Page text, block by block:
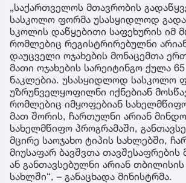
„საქართველოს მთავრობის
სასკოლო ფორმა უსასყიდლოდ
სკოლის დაწყებითი საფეხურის იმ
რომლებიც რეგისტრირებულნი
დაუცველი ოჯახების მონაცემთა
მათი ოჯახების სარეიტინგო ქულა
ნაკლებია. უსასყიდლოდ სასკოლო
უზრუნველყოფილნი იქნებიან
რომლებიც იმყოფებიან
მათ შორის, ჩართულნი არიან
სახელმწიფო პროგრამაში,
მცირე საოჯახო ტიპის სახლებში,
მიუსაფარ ბავშვთა თავშესაფრების
ან განთავსებულნი არიან
სახლში“, – განაცხადა მინისტრმა.